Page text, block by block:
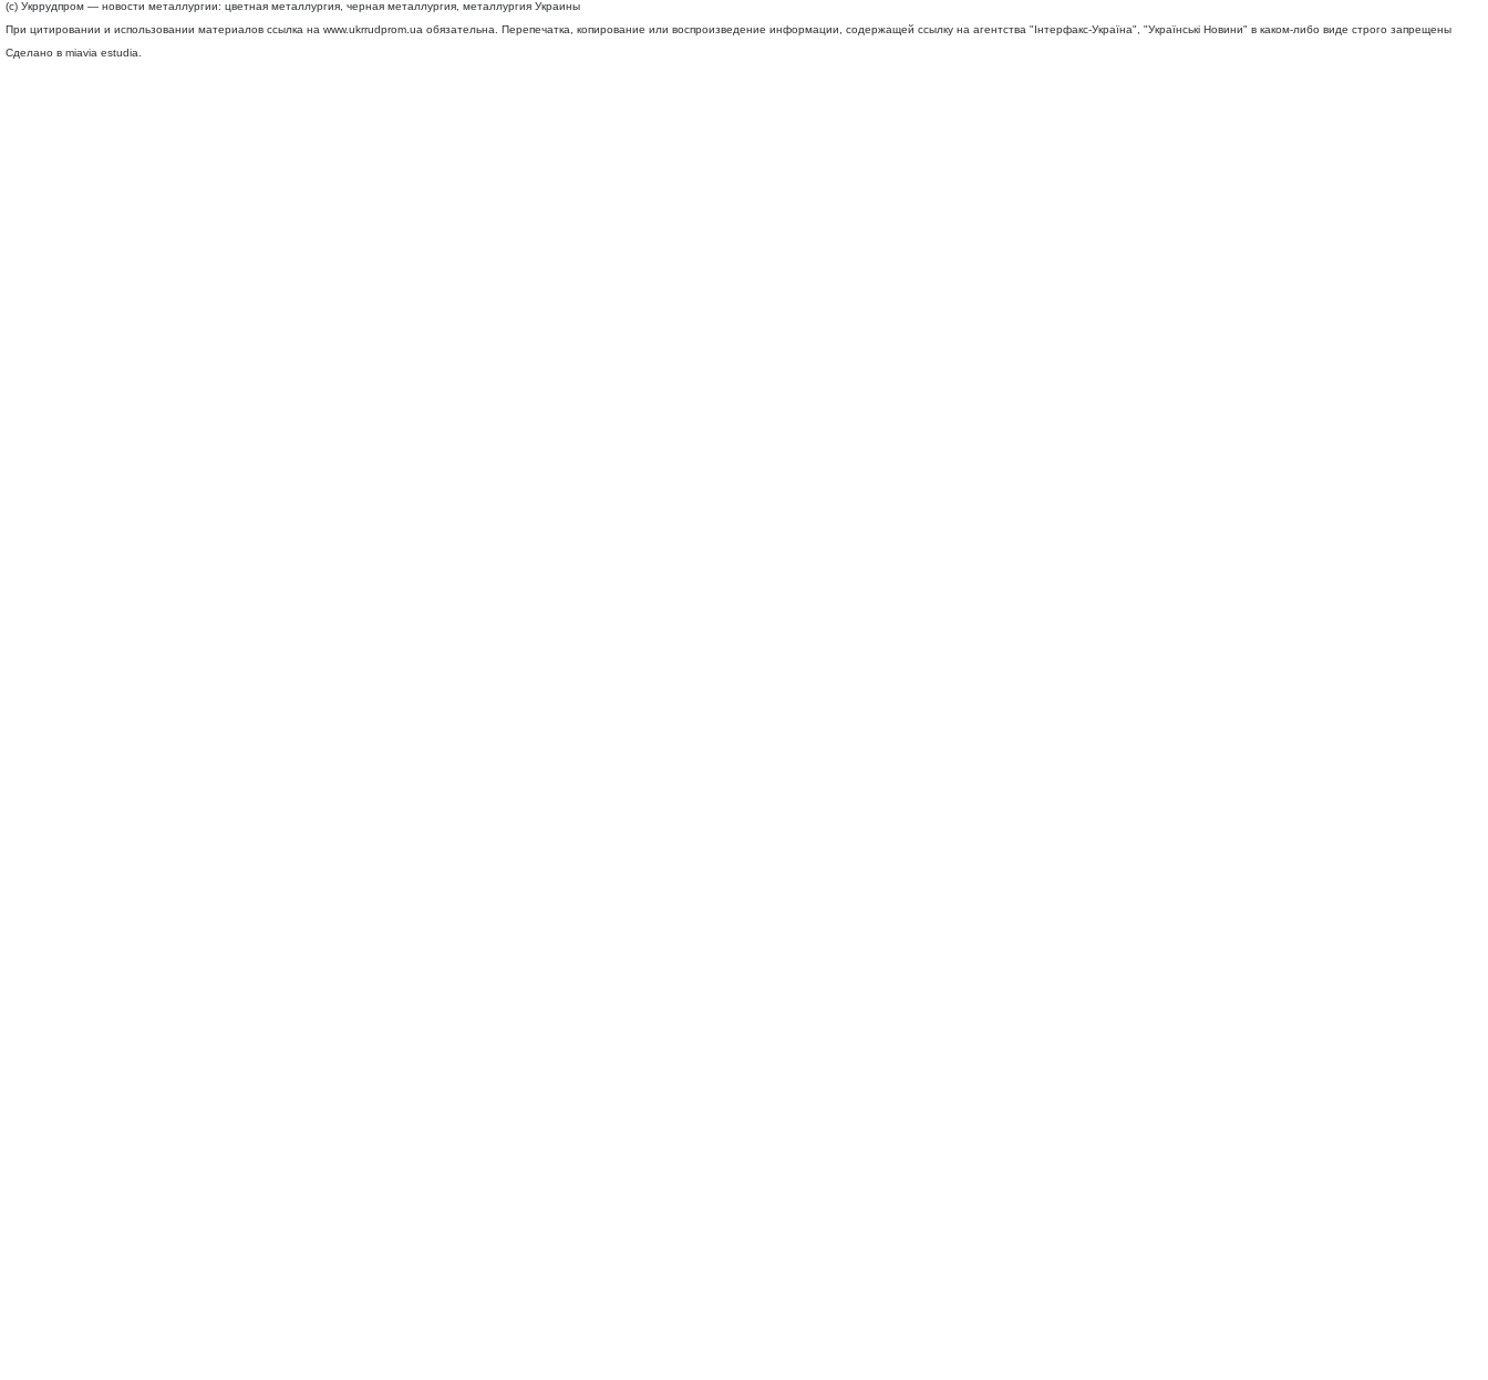
(c) Укррудпром — новости металлургии: цветная металлургия, черная металлургия, металлургия Украины
При цитировании и использовании материалов ссылка на www.ukrrudprom.ua обязательна. Перепечатка, копирование или воспроизведение информации, содержащей ссылку на агентства "Iнтерфакс-Україна", "Українськi Новини" в каком-либо виде строго запрещены
Сделано в miavia estudia.